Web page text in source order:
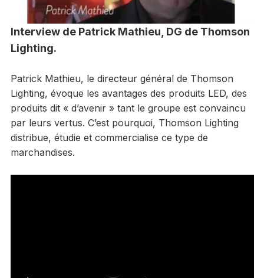
Interview de Patrick Mathieu, DG de Thomson
Lighting.
Patrick Mathieu, le directeur général de Thomson
Lighting, évoque les avantages des produits LED, des
produits dit « d’avenir » tant le groupe est convaincu
par leurs vertus. C’est pourquoi, Thomson Lighting
distribue, étudie et commercialise ce type de
marchandises.